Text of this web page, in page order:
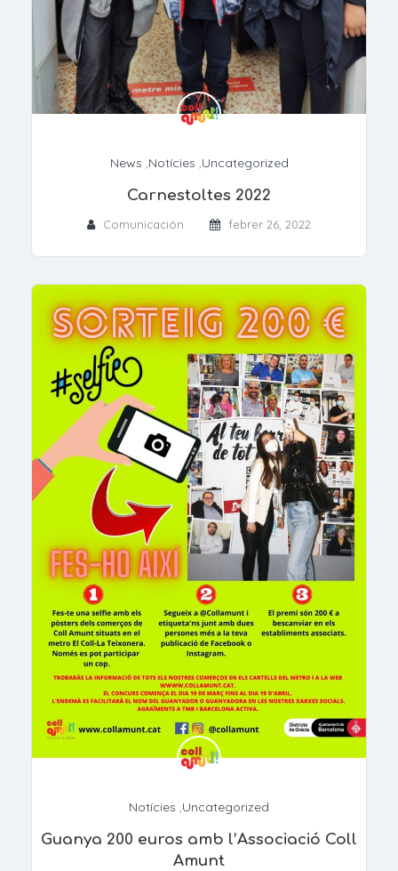
News ,Notícies ,Uncategorized
Carnestoltes 2022
Comunicación febrer 26, 2022
Notícies ,Uncategorized
Guanya 200 euros amb l’Associació Coll
Amunt